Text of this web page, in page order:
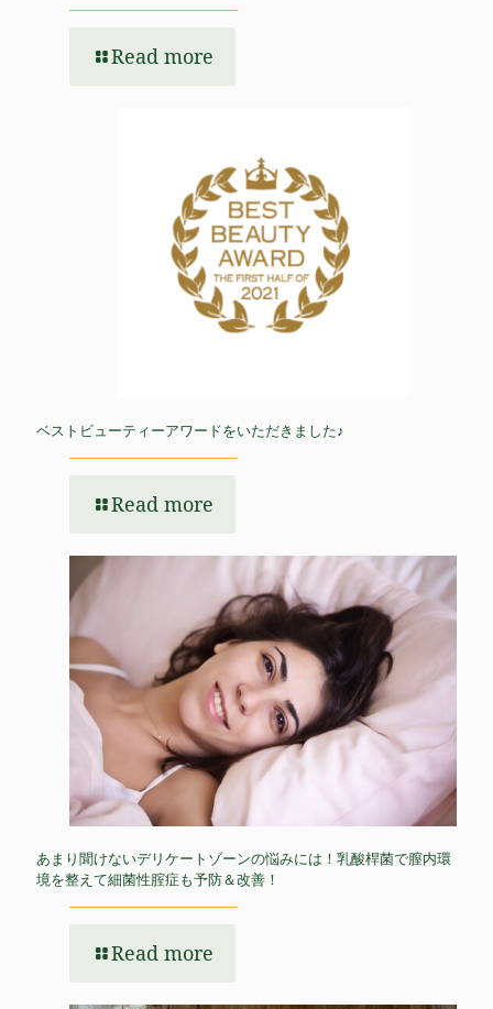
Read more
ベストビューティーアワードをいただきました♪
Read more
あまり聞けないデリケートゾーンの悩みには！乳酸桿菌で膣内環
境を整えて細菌性腟症も予防＆改善！
Read more